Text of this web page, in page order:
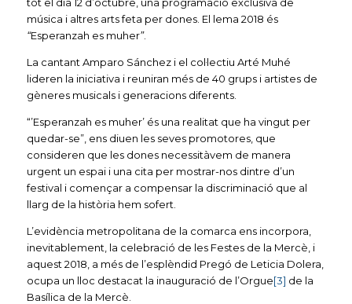
música i altres arts feta per dones. El lema 2018 és
“Esperanzah es muher”.
La cantant Amparo Sánchez i el col·lectiu Arté Muhé
lideren la iniciativa i reuniran més de 40 grups i artistes de
gèneres musicals i generacions diferents.
“’Esperanzah es muher’ és una realitat que ha vingut per
quedar-se”, ens diuen les seves promotores, que
consideren que les dones necessitàvem de manera
urgent un espai i una cita per mostrar-nos dintre d’un
festival i començar a compensar la discriminació que al
llarg de la història hem sofert.
L’evidència metropolitana de la comarca ens incorpora,
inevitablement, la celebració de les Festes de la Mercè, i
aquest 2018, a més de l’esplèndid Pregó de Leticia Dolera,
ocupa un lloc destacat la inauguració de l’Orgue[3] de la
Basílica de la Mercè.